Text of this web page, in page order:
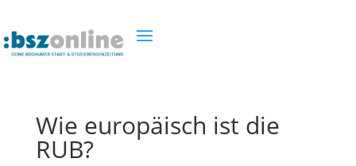
Wie europäisch ist die
RUB?